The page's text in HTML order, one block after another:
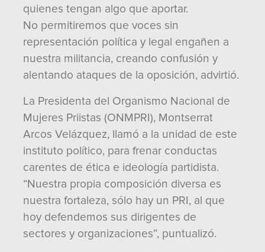
quienes tengan algo que aportar.
No permitiremos que voces sin
representación política y legal engañen a
nuestra militancia, creando confusión y
alentando ataques de la oposición, advirtió.
La Presidenta del Organismo Nacional de
Mujeres Priistas (ONMPRI), Montserrat
Arcos Velázquez, llamó a la unidad de este
instituto político, para frenar conductas
carentes de ética e ideología partidista.
“Nuestra propia composición diversa es
nuestra fortaleza, sólo hay un PRI, al que
hoy defendemos sus dirigentes de
sectores y organizaciones”, puntualizó.